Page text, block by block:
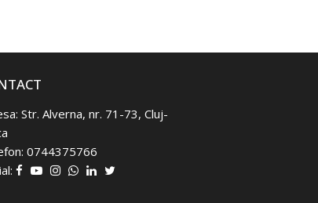
Str. Alverna, nr. 71-73, Cluj-
0744375766